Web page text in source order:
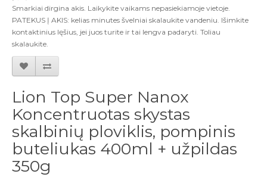
Smarkiai dirgina akis. Laikykite vaikams nepasiekiamoje vietoje.
PATEKUS Į AKIS: kelias minutes švelniai skalaukite vandeniu. Išimkite
kontaktinius lęšius, jei juos turite ir tai lengva padaryti. Toliau
skalaukite.
Lion Top Super Nanox
Koncentruotas skystas
skalbinių ploviklis, pompinis
buteliukas 400ml + užpildas
350g